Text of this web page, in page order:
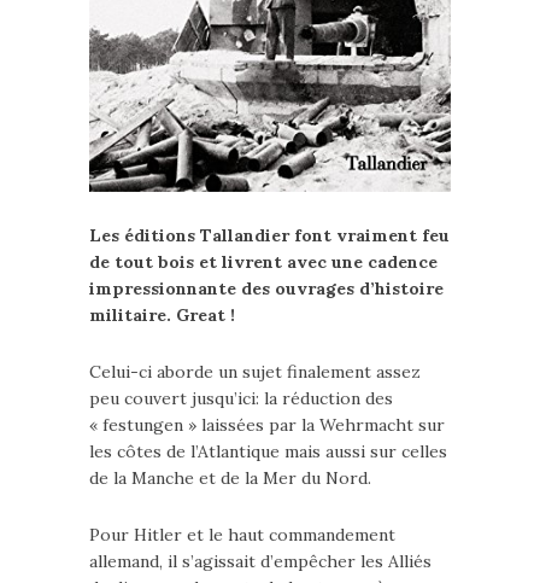
Les éditions Tallandier font vraiment feu
de tout bois et livrent avec une cadence
impressionnante des ouvrages d’histoire
militaire. Great !
Celui-ci aborde un sujet finalement assez
peu couvert jusqu’ici: la réduction des
« festungen » laissées par la Wehrmacht sur
les côtes de l’Atlantique mais aussi sur celles
de la Manche et de la Mer du Nord.
Pour Hitler et le haut commandement
allemand, il s’agissait d’empêcher les Alliés